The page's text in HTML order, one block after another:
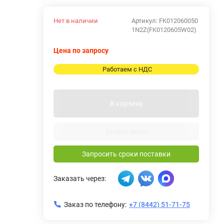
Артикул: FK012060050
1N2Z(FK0120605W02)
Нет в наличии
Цена по запросу
Работаем с НДС
В корзину
Запросить сроки поставки
Заказать через:
Заказ по телефону: +7 (8442) 51-71-75